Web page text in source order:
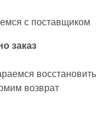
с поставщиком
заказ
восстановить
возврат